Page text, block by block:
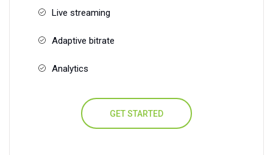
Live streaming
Adaptive bitrate
Analytics
GET STARTED